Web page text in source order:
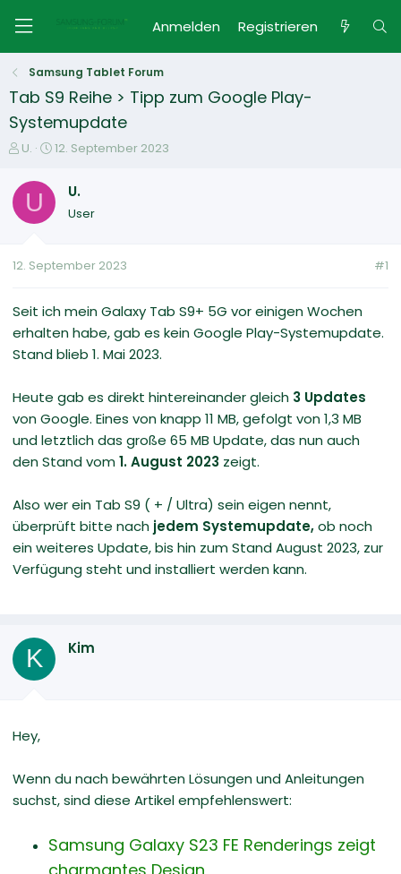
Anmelden Registrieren
Samsung Tablet Forum
Tab S9 Reihe > Tipp zum Google Play-
Systemupdate
E
s
e
e
U.
E
t
t
m
12. September 2023
U U.
User
12. September 2023 #1
Seit ich mein Galaxy Tab S9+ 5G vor einigen Wochen
erhalten habe, gab es kein Google Play-Systemupdate.
Stand blieb 1. Mai 2023.
Heute gab es direkt hintereinander gleich 3 Updates
von Google. Eines von knapp 11 MB, gefolgt von 1,3 MB
und letztlich das große 65 MB Update, das nun auch
den Stand vom1. August 2023 zeigt.
Also wer ein Tab S9 ( + / Ultra) sein eigen nennt,
überprüft bitte nach jedem Systemupdate,ob noch
ein weiteres Update, bis hin zum Stand August 2023, zur
Verfügung steht und installiert werden kann.
K Kim
Hey,
Wenn du nach bewährten Lösungen und Anleitungen
suchst, sind diese Artikel empfehlenswert:
Samsung Galaxy S23 FE Renderings zeigt